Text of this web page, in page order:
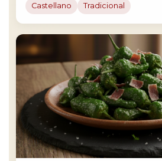
Castellano Tradicional